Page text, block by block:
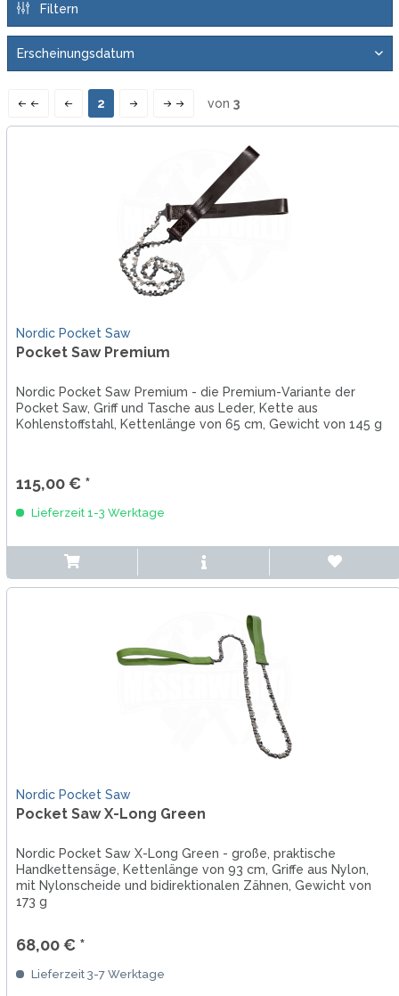
Filtern
2 von 3
Nordic Pocket Saw
Pocket Saw Premium
Nordic Pocket Saw Premium - die Premium-Variante der
Pocket Saw, Griff und Tasche aus Leder, Kette aus
Kohlenstoffstahl, Kettenlänge von 65 cm, Gewicht von 145 g
115,00 € *
Lieferzeit 1-3 Werktage
Nordic Pocket Saw
Pocket Saw X-Long Green
Nordic Pocket Saw X-Long Green - große, praktische
Handkettensäge, Kettenlänge von 93 cm, Griffe aus Nylon,
mit Nylonscheide und bidirektionalen Zähnen, Gewicht von
173 g
68,00 € *
Lieferzeit 3-7 Werktage